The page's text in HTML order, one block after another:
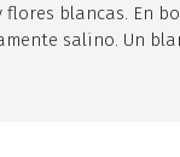
blancas. En
salino. Un